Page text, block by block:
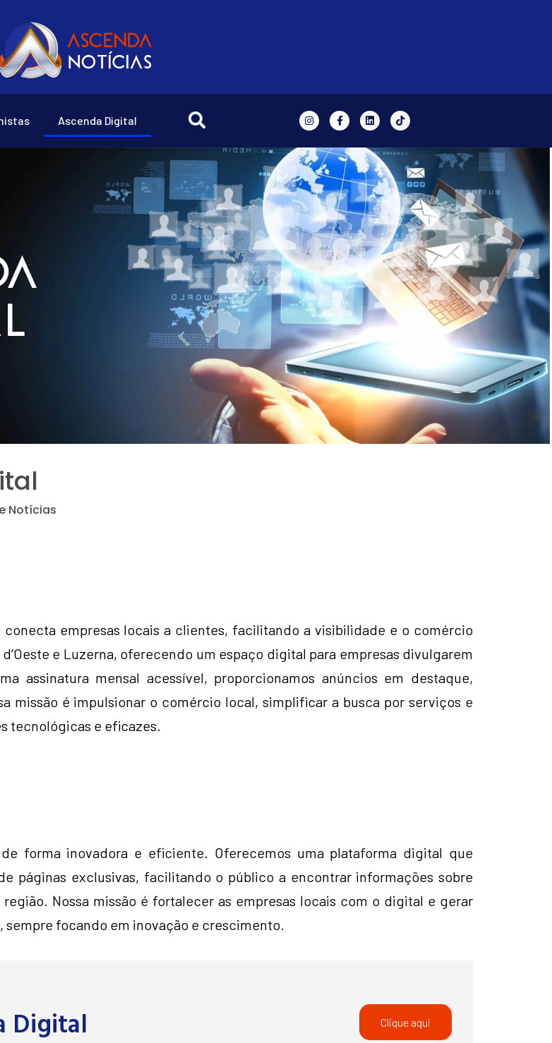
Ascenda Digital
Notícias
empresas locais a clientes, facilitando a visibilidade e o comércio
e Luzerna, oferecendo um espaço digital para empresas divulgarem
assinatura mensal acessível, proporcionamos anúncios em destaque,
missão é impulsionar o comércio local, simplificar a busca por serviços e
tecnológicas e eficazes.
forma inovadora e eficiente. Oferecemos uma plataforma digital que
páginas exclusivas, facilitando o público a encontrar informações sobre
Nossa missão é fortalecer as empresas locais com o digital e gerar
focando em inovação e crescimento.
Digital Clique aqui